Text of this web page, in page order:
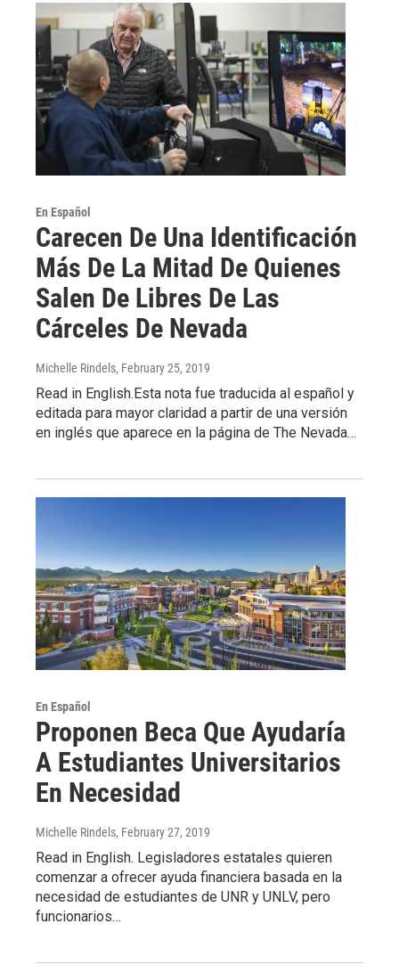
En Español
Carecen De Una Identificación
Más De La Mitad De Quienes
Salen De Libres De Las
Cárceles De Nevada
Michelle Rindels, February 25, 2019
Read in English.Esta nota fue traducida al español y
editada para mayor claridad a partir de una versión
en inglés que aparece en la página de The Nevada…
En Español
Proponen Beca Que Ayudaría
A Estudiantes Universitarios
En Necesidad
Michelle Rindels, February 27, 2019
Read in English. Legisladores estatales quieren
comenzar a ofrecer ayuda financiera basada en la
necesidad de estudiantes de UNR y UNLV, pero
funcionarios…